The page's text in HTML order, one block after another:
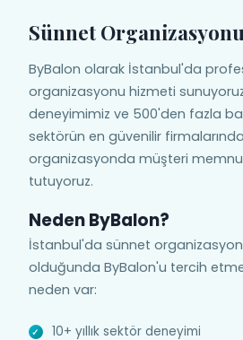
Sünnet
ByBalon olarak İstanbul'da
organizasyonu hizmeti sunuyoruz.
deneyimimiz ve 500'den fazla
sektörün en güvenilir
organizasyonda müşteri
tutuyoruz.
Neden ByBalon?
İstanbul'da sünnet
olduğunda ByBalon'u tercih
neden var:
10+ yıllık sektör deneyimi